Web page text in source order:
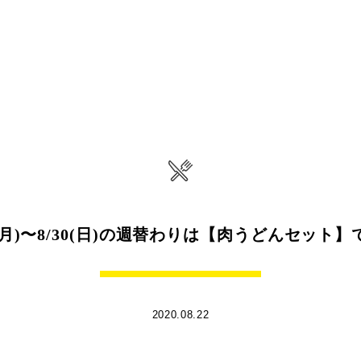
)〜8/30(日)の週替わりは【肉うどんセット】
2020.08.22